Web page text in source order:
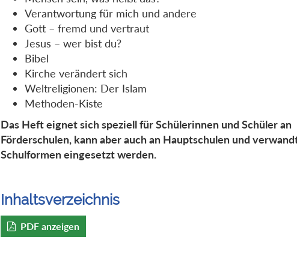
Verantwortung für mich und andere
Gott – fremd und vertraut
Jesus – wer bist du?
Bibel
Kirche verändert sich
Weltreligionen: Der Islam
Methoden-Kiste
Das Heft eignet sich speziell für Schülerinnen und Schüler an
Förderschulen, kann aber auch an Hauptschulen und
Schulformen eingesetzt werden.
Inhaltsverzeichnis
PDF anzeigen